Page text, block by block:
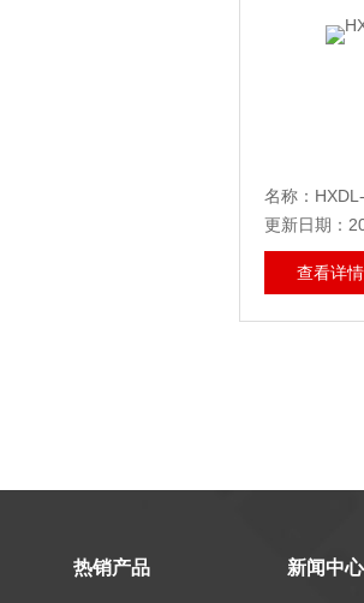
名称：
更新日期：
查看详情
热销产品 新闻中心